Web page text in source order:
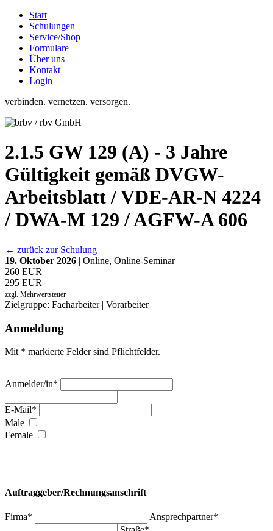
Start
Schulungen
Service/Shop
Formulare
Über uns
Kontakt
Login
verbinden. vernetzen. versorgen.
2.1.5 GW 129 (A) - 3 Jahre
Gültigkeit gemäß DVGW-
Arbeitsblatt / VDE-AR-N 4224
/ DWA-M 129 / AGFW-A 606
← zurück zur Schulung
19. Oktober 2026 | Online, Online-Seminar
260 EUR
295 EUR
zzgl. Mehrwertsteuer
Zielgruppe: Facharbeiter | Vorarbeiter
Anmeldung
Mit * markierte Felder sind Pflichtfelder.
Anmelder/in*
E-Mail*
Male
Female
Auftraggeber/Rechnungsanschrift
Firma*
Ansprechpartner*